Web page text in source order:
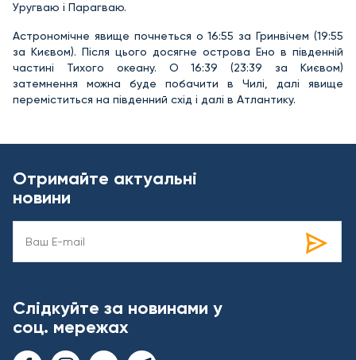
Уругваю і Парагваю.
Астрономічне явище почнеться о 16:55 за Гринвічем (19:55
за Києвом). Після цього досягне острова Ено в південній
частині Тихого океану. О 16:39 (23:39 за Києвом)
затемнення можна буде побачити в Чилі, далі явище
переміститься на південний схід і далі в Атлантику.
Отримайте актуальні
новини
Слідкуйте за новинами у
соц. мережах